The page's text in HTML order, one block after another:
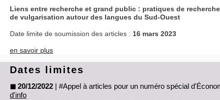
Liens entre recherche et grand public : pratiques de
de vulgarisation autour des langues du Sud-Ouest
Date limite de soumission des articles : 16 mars 2023
en savoir plus
Dates limites
◼ 20/12/2022 | #Appel à articles pour un numéro spécial
d'info